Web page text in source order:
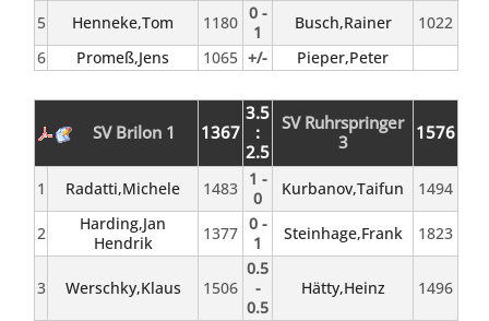
5 Henneke,Tom 1180 0 -
1
Busch,Rainer
1022
6
Promeß,Jens 1065 +/- Pieper,Peter
SV Brilon 1 1367
3.5
:
2.5
SV Ruhrspringer
3
1576
1 Radatti,Michele 1483 1 -
0
Kurbanov,Taifun 1494
2
Harding,Jan
Hendrik
1377 0 -
1
Steinhage,Frank 1823
3 Werschky,Klaus 1506
0.5
-
0.5
Hätty,Heinz 1496